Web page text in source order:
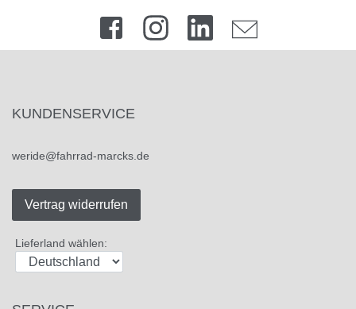
KUNDENSERVICE
weride@fahrrad-marcks.de
Vertrag widerrufen
Lieferland wählen: